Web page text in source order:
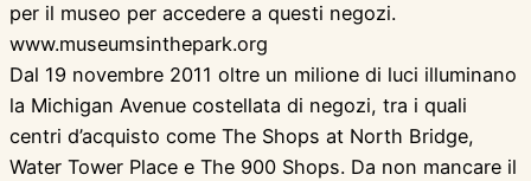
per il museo per accedere a questi negozi.
www.museumsinthepark.org
Dal 19 novembre 2011 oltre un milione di luci illuminano
la Michigan Avenue costellata di negozi, tra i quali
centri d’acquisto come The Shops at North Bridge,
Water Tower Place e The 900 Shops. Da non mancare il